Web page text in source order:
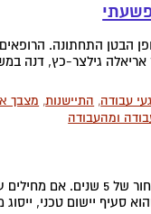
הבטן התחתונה.
גילצר-כץ, דנה
עבודה, התיישנות, מצבך
ומהעבודה
מאבד 4 שנות קצבה. האם לא ראוי כי סעיף